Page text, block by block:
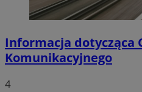
Informacja dotycząca
Komunikacyjnego
4